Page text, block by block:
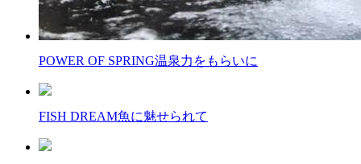
POWER OF SPRING温泉力をもらいに
FISH DREAM魚に魅せられて